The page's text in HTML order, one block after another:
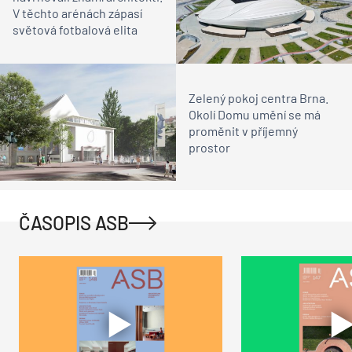
V těchto arénách zápasí
světová fotbalová elita
Zelený pokoj centra Brna.
Okolí Domu umění se má
proměnit v příjemný
prostor
ČASOPIS ASB